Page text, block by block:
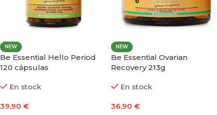
NEW
Be Essential Hello Period
120 cápsulas
En stock
39,90 €
NEW
Be Essential Ovarian
Recovery 213g
En stock
36,90 €